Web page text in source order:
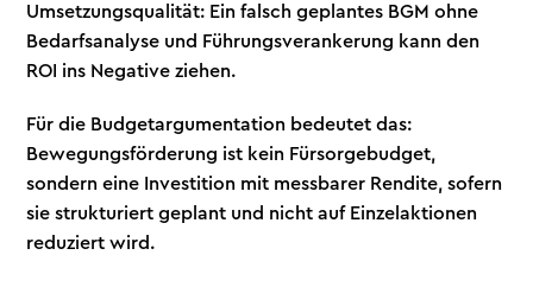
Umsetzungsqualität: Ein falsch geplantes BGM ohne
Bedarfsanalyse und Führungsverankerung kann den
ROI ins Negative ziehen.
Für die Budgetargumentation bedeutet das:
Bewegungsförderung ist kein Fürsorgebudget,
sondern eine Investition mit messbarer Rendite, sofern
sie strukturiert geplant und nicht auf Einzelaktionen
reduziert wird.